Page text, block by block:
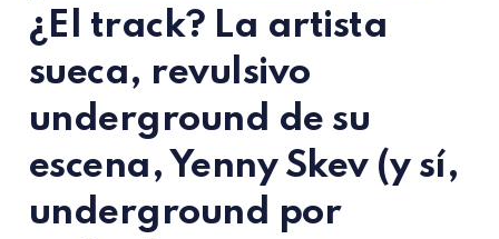
¿El track? La artista
sueca, revulsivo
underground de su
escena, Yenny Skev (y sí,
underground por